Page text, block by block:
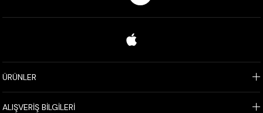
ÜRÜNLER
ALIŞVERİŞ BİLGİLERİ